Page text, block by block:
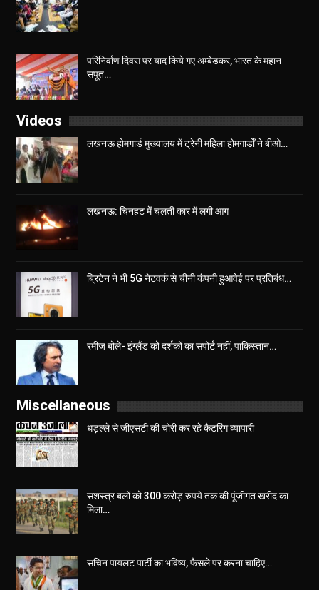
परिनिर्वाण दिवस पर याद किये गए अम्बेडकर, भारत के महान
सपूत…
Videos
लखनऊ होमगार्ड मुख्यालय में ट्रेनी महिला होमगार्डों ने बीओ…
लखनऊ: चिनहट में चलती कार में लगी आग
ब्रिटेन ने भी 5G नेटवर्क से चीनी कंपनी हुआवेई पर प्रतिबंध…
रमीज बोले- इंग्लैंड को दर्शकों का सपोर्ट नहीं, पाकिस्तान…
Miscellaneous
धड़ल्ले से जीएसटी की चोरी कर रहे कैटरिंग व्यापारी
सशस्त्र बलों को 300 करोड़ रुपये तक की पूंजीगत खरीद का
मिला…
सचिन पायलट पार्टी का भविष्य, फैसले पर करना चाहिए…